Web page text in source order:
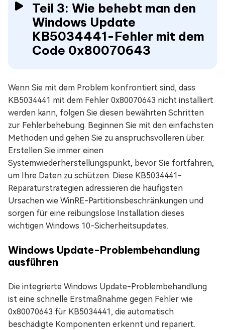
Teil 3: Wie behebt man den
Windows Update
KB5034441-Fehler mit dem
Code 0x80070643
Wenn Sie mit dem Problem konfrontiert sind, dass
KB5034441 mit dem Fehler 0x80070643 nicht installiert
werden kann, folgen Sie diesen bewährten Schritten
zur Fehlerbehebung. Beginnen Sie mit den einfachsten
Methoden und gehen Sie zu anspruchsvolleren über.
Erstellen Sie immer einen
Systemwiederherstellungspunkt, bevor Sie fortfahren,
um Ihre Daten zu schützen. Diese KB5034441-
Reparaturstrategien adressieren die häufigsten
Ursachen wie WinRE-Partitionsbeschränkungen und
sorgen für eine reibungslose Installation dieses
wichtigen Windows 10-Sicherheitsupdates.
Windows Update-Problembehandlung
ausführen
Die integrierte Windows Update-Problembehandlung
ist eine schnelle Erstmaßnahme gegen Fehler wie
0x80070643 für KB5034441, die automatisch
beschädigte Komponenten erkennt und repariert.